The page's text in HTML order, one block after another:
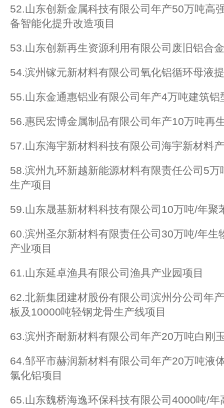
52.山东创新金属科技有限公司年产50万吨高
备智能化提升改造项目
53.山东创新再生资源利用有限公司废旧铝合
54.滨州镓元新材料有限公司氧化铝循环母液
55.山东金通惠铝业有限公司年产4万吨建筑铝
56.惠民宏博金属制品有限公司年产10万吨再
57.山东海宇新材料科技有限公司海宇新材料
58.滨州九环新越新能源材料有限责任公司5
生产项目
59.山东晟基新材料科技有限公司10万吨/年聚
60.滨州圣尔新材料有限责任公司30万吨/年生
产业项目
61.山东延卓渔具有限公司渔具产业园项目
62.北新集团建材股份有限公司滨州分公司年
板及10000吨轻钢龙骨生产线项目
63.滨州齐耐新材料有限公司年产20万吨白刚
64.邹平市赫润新材料有限公司年产20万吨液
氯化铝项目
65.山东魏桥海逸环保科技有限公司4000吨/